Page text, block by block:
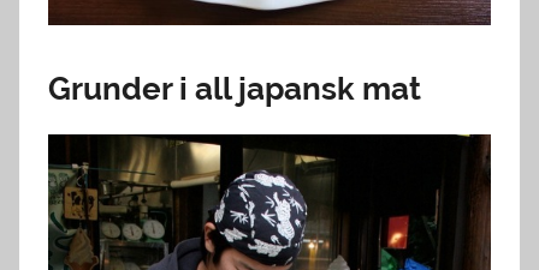
Grunder i all japansk mat